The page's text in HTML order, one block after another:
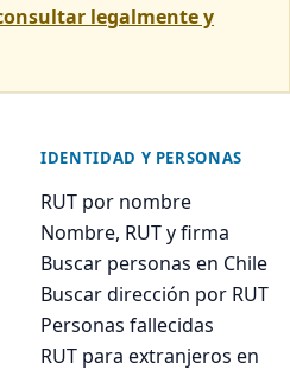
legalmente y
IDENTIDAD Y PERSONAS
RUT por nombre
Nombre, RUT y firma
Buscar personas en Chile
Buscar dirección por RUT
Personas fallecidas
RUT para extranjeros en